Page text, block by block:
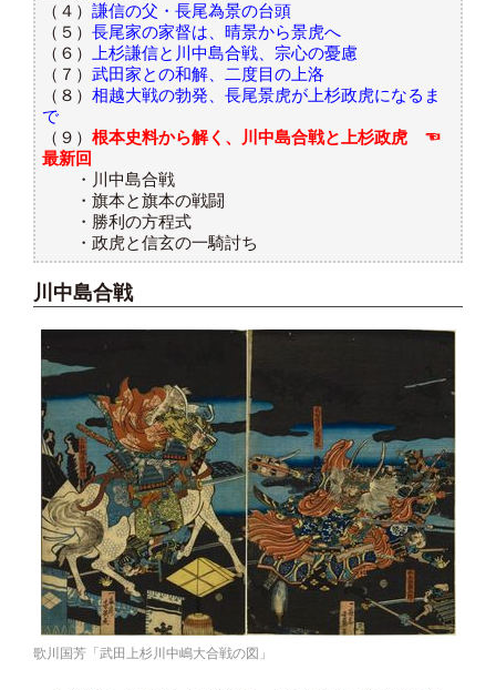
（４） 謙信の父・長尾為景の台頭
（５） 長尾家の家督は、晴景から景虎へ
（６）
上杉謙信と川中島合戦、宗心の憂慮
（７） 武田家との和解、二度目の上洛
（８） 相越大戦の勃発、長尾景虎が上杉政虎になるま
で
（９） 根本史料から解く、川中島合戦と上杉政虎 ☜
最新回
・川中島合戦
・旗本と旗本の戦闘
・勝利の方程式
・政虎と信玄の一騎討ち
川中島合戦
歌川国芳「武田上杉川中嶋大合戦の図」